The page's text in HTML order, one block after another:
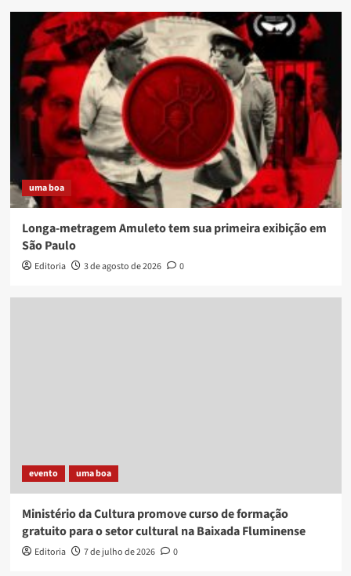
uma boa
Longa-metragem Amuleto tem sua primeira exibição em
São Paulo
Editoria 3 de agosto de 2026 0
evento uma boa
Ministério da Cultura promove curso de formação
gratuito para o setor cultural na Baixada Fluminense
Editoria 7 de julho de 2026 0